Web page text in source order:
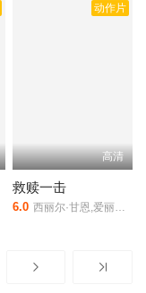
动作片
高清
救赎一击
6.0 西丽尔·甘恩,爱丽丝·贝拉迪